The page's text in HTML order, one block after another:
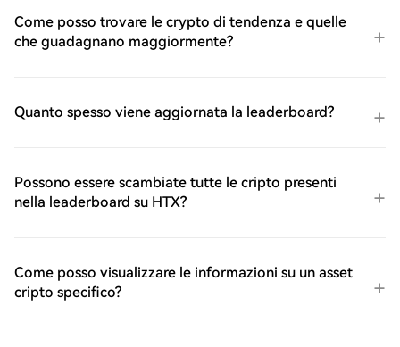
Come posso trovare le crypto di tendenza e quelle
che guadagnano maggiormente?
Quanto spesso viene aggiornata la leaderboard?
Possono essere scambiate tutte le cripto presenti
nella leaderboard su HTX?
Come posso visualizzare le informazioni su un asset
cripto specifico?